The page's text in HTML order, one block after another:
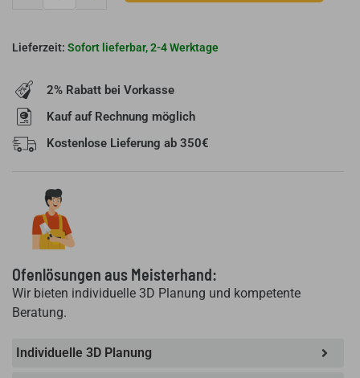
Flachkanal
gerade
Ø150
mm
-
Flachkanal
405
mm
202,5
cm²
Freier
Menge
Sofort lieferbar, 2-4 Werktage
2% Rabatt bei Vorkasse
Kauf auf Rechnung möglich
Kostenlose Lieferung ab 350€
Ofenlösungen aus Meisterhand:
Wir bieten individuelle 3D Planung und kompetente
Beratung.
Individuelle 3D Planung